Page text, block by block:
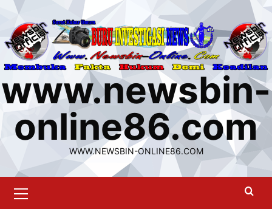
Skip
content
www.newsbin-
online86.com
WWW.NEWSBIN-ONLINE86.COM
Menu